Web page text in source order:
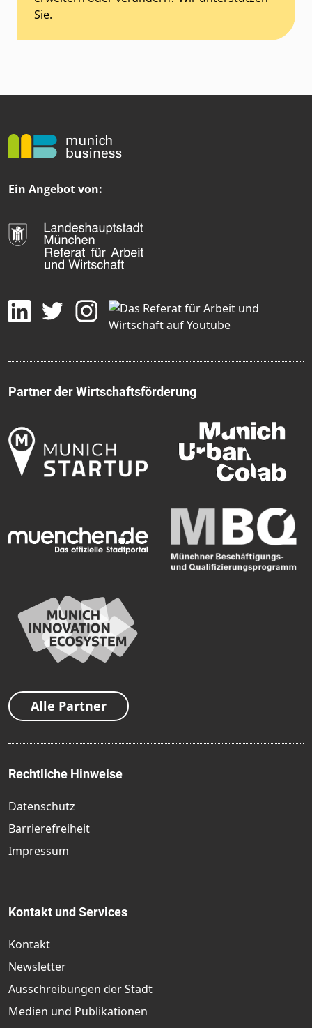
Sie.
Ein Angebot von:
Partner der Wirtschaftsförderung
Alle Partner
Rechtliche Hinweise
Datenschutz
Barrierefreiheit
Impressum
Kontakt und Services
Kontakt
Newsletter
Ausschreibungen der Stadt
Medien und Publikationen